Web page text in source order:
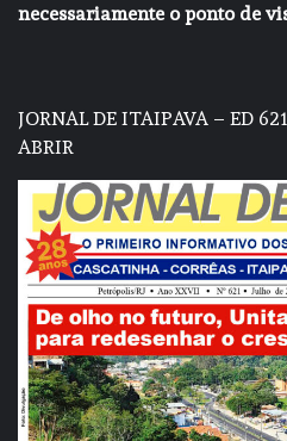
necessariamente o ponto de
JORNAL DE ITAIPAVA – ED
ABRIR